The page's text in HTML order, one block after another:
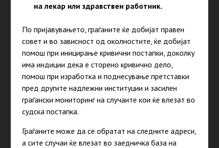
на лекар или здравствен работник.
По пријавувањето, граѓаните ќе добијат правен
совет и во зависност од околностите, ќе добијат
помош при иницирање кривични постапки, доколку
има индиции дека е сторено кривично дело,
помош при изработка и поднесување претставки
пред другите надлежни институции и засилен
граѓански мониторинг на случаите кои ќе влезат во
судска постапка.
Граѓаните може да се обратат на следните адреси,
а сите случаи ќе влезат во заедничка база на